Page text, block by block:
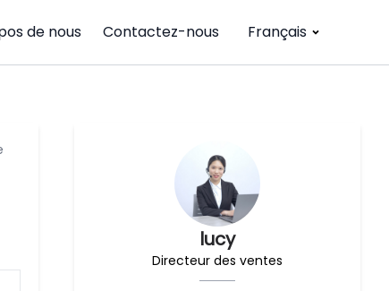
de nous Contactez-nous Français
lucy
Directeur des ventes